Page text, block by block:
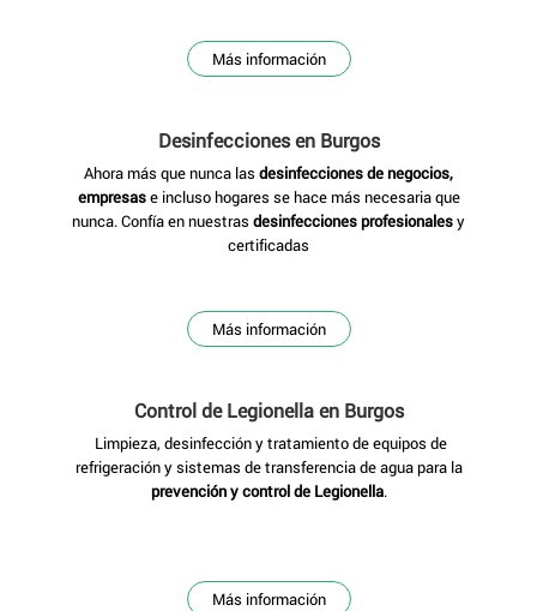
Más información
Desinfeccionesen Burgos
Ahora más que nunca las desinfecciones de negocios,
empresase incluso hogares se hace más necesaria que
nunca. Confía en nuestras desinfecciones profesionalesy
certificadas
Más información
Control de Legionellaen Burgos
Limpieza, desinfección y tratamiento de equipos de
refrigeración y sistemas de transferencia de agua para la
prevención y control de Legionella.
Más información